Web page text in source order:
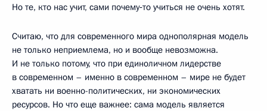
Но те, кто нас учит, сами почему‑то учиться не очень хотят.
Считаю, что для современного мира однополярная модель
не только неприемлема, но и вообще невозможна.
И не только потому, что при единоличном лидерстве
в современном – именно в современном – мире не будет
хватать ни военно-политических, ни экономических
ресурсов. Но что еще важнее: сама модель является